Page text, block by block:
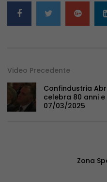
Video Precedente
Confindustria
celebra 80 anni
07/03/2025
Zona